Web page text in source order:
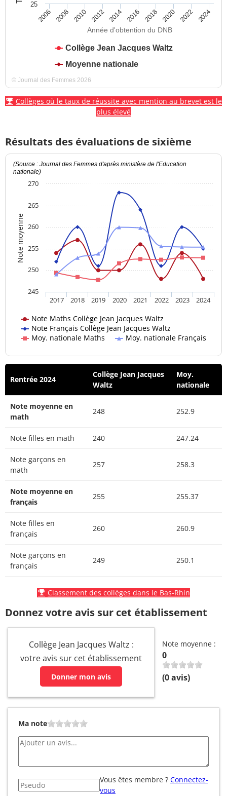
Année d'obtention du DNB
Collège Jean Jacques Waltz
Moyenne nationale
2006 2008 2010 2012 2014 2016 2018 2020 2022 2024
25
© Journal des Femmes 2026
Collèges où le taux de réussite avec mention au brevet est le
plus élevé
Résultats des évaluations de sixième
Note moyenne
(Source : Journal des Femmes d'après ministère de l'Education
nationale)
Note Maths Collège Jean Jacques Waltz
Note Français Collège Jean Jacques Waltz
Moy. nationale Maths
Moy. nationale Français
2017 2018 2019 2020 2021 2022 2023 2024
245
250
255
260
265
270
Rentrée 2024
Collège Jean Jacques
Waltz
Moy.
nationale
Note moyenne en
math
248 252.9
Note filles en math 240 247.24
Note garçons en
math
257 258.3
Note moyenne en
français
255 255.37
Note filles en
français
260 260.9
Note garçons en
français
249 250.1
Classement des collèges dans le Bas-Rhin
Donnez votre avis sur cet établissement
Collège Jean Jacques Waltz :
votre avis sur cet établissement
Donner mon avis
Note moyenne :
0
(0avis)
Ma note
Vous êtes membre ? Connectez-
vous